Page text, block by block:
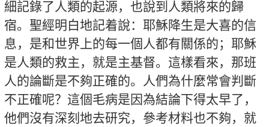
細記錄了人類的起源，也說到人類將來的歸
宿。聖經明白地記着說：耶穌降生是大喜的信
息，是和世界上的每一個人都有關係的；耶穌
是人類的救主，就是主基督。這樣看來，那班
人的論斷是不夠正確的。人們為什麼常會判斷
不正確呢？這個毛病是因為結論下得太早了，
他們沒有深刻地去研究，參考材料也不夠，就